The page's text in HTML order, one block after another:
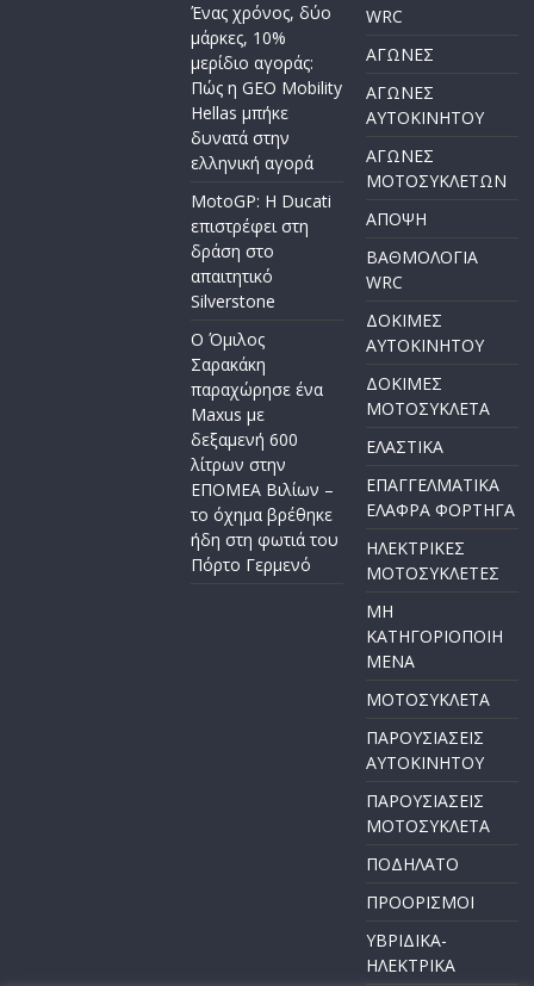
Ένας χρόνος, δύο
μάρκες, 10%
μερίδιο αγοράς:
Πώς η GEO Mobility
Hellas μπήκε
δυνατά στην
ελληνική αγορά
MotoGP: Η Ducati
επιστρέφει στη
δράση στο
απαιτητικό
Silverstone
Ο Όμιλος
Σαρακάκη
παραχώρησε ένα
Maxus με
δεξαμενή 600
λίτρων στην
ΕΠΟΜΕΑ Βιλίων –
το όχημα βρέθηκε
ήδη στη φωτιά του
Πόρτο Γερμενό
WRC
ΑΓΩΝΕΣ
ΑΓΩΝΕΣ
AYTOKINHTOY
ΑΓΩΝΕΣ
ΜΟΤΟΣΥΚΛΕΤΩΝ
ΑΠΟΨΗ
ΒΑΘΜΟΛΟΓΙΑ
WRC
ΔΟΚΙΜΕΣ
ΑΥΤΟΚΙΝΗΤΟΥ
ΔΟΚΙΜΕΣ
ΜΟΤΟΣΥΚΛΕΤΑ
ΕΛΑΣΤΙΚΑ
ΕΠΑΓΓΕΛΜΑΤΙΚΑ
ΕΛΑΦΡΑ ΦΟΡΤΗΓΑ
ΗΛΕΚΤΡΙΚΕΣ
ΜΟΤΟΣΥΚΛΕΤΕΣ
ΜΗ
ΚΑΤΗΓΟΡΙΟΠΟΙΗ
ΜΕΝΑ
ΜΟΤΟΣΥΚΛΕΤΑ
ΠΑΡΟΥΣΙΑΣΕΙΣ
ΑΥΤΟΚΙΝΗΤΟΥ
ΠΑΡΟΥΣΙΑΣΕΙΣ
ΜΟΤΟΣΥΚΛΕΤΑ
ΠΟΔΗΛΑΤΟ
ΠΡΟΟΡΙΣΜΟΙ
ΥΒΡΙΔΙΚΑ-
ΗΛΕΚΤΡΙΚΑ